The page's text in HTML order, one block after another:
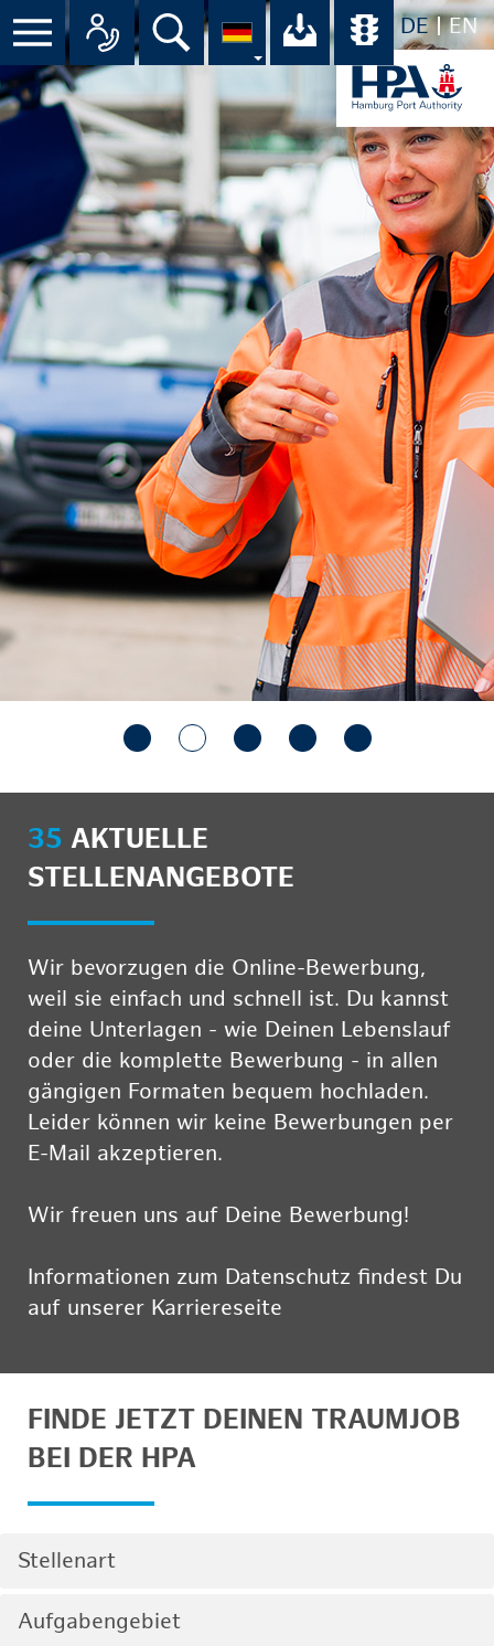
DE EN
Suche Ihr Download-
35 AKTUELLE
STELLENANGEBOTE
Wir bevorzugen die Online-Bewerbung,
weil sie einfach und schnell ist. Du kannst
deine Unterlagen - wie Deinen Lebenslauf
oder die komplette Bewerbung - in allen
gängigen Formaten bequem hochladen.
Leider können wir keine Bewerbungen per
E-Mail akzeptieren.
Wir freuen uns auf Deine Bewerbung!
Informationen zum Datenschutz findest Du
auf unserer Karriereseite
FINDE JETZT DEINEN TRAUMJOB
BEI DER HPA
Stellenart
Aufgabengebiet